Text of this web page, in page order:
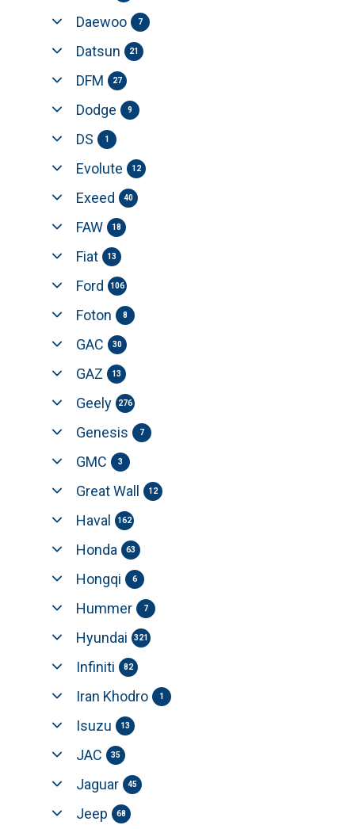
Daewoo
7
Datsun 21
DFM 27
Dodge 9
DS 1
Evolute 12
Exeed 40
FAW 18
Fiat 13
Ford 106
Foton 8
GAC 30
GAZ 13
Geely 276
Genesis 7
GMC 3
Great Wall 12
Haval 162
Honda 63
Hongqi 6
Hummer 7
Hyundai 321
Infiniti 82
Iran Khodro 1
Isuzu 13
JAC 35
Jaguar 45
Jeep 68